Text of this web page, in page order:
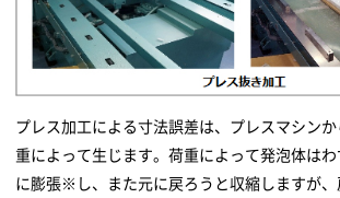
プレス加工による寸法誤差は、プレスマシン
重によって生じます。荷重によって発泡体は
に膨張※し、また元に戻ろうと収縮しますが